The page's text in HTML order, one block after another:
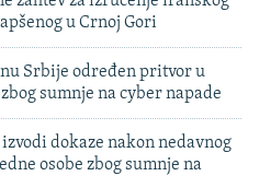
u Crnoj Gori
Srbije određen pritvor u
sumnje na cyber napade
dokaze nakon nedavnog
osobe zbog sumnje na